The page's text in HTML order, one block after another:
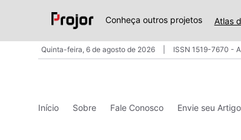
Conheça outros projetos Atlas
Quinta-feira, 6 de agosto de 2026 ISSN 1519-7670 -
Início Sobre Fale Conosco Envie seu Artigo